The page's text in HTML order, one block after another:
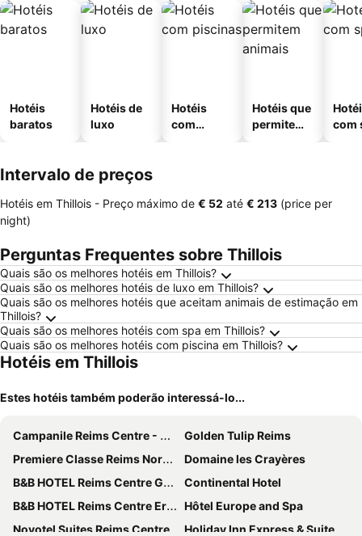
Hotéis
baratos
Hotéis de
luxo
Hotéis
com
Hotéis que
permitem
com
Intervalo de preços
Hotéis em Thillois - Preço máximo de ‎€ 52 até ‎€ 213 (price per
night)
Perguntas Frequentes sobre Thillois
Quais são os melhores hotéis em Thillois?
Quais são os melhores hotéis de luxo em Thillois?
Quais são os melhores hotéis que aceitam animais de estimação em
Thillois?
Quais são os melhores hotéis com spa em Thillois?
Quais são os melhores hotéis com piscina em Thillois?
Hotéis em Thillois
Estes hotéis também poderão interessá-lo...
Campanile Reims Centre - Cathedrale
Golden Tulip Reims
Premiere Classe Reims Nord - Bétheny
Domaine les Crayères
B&B HOTEL Reims Centre Gare
Continental Hotel
B&B HOTEL Reims Centre Erlon
Hôtel Europe and Spa
Novotel Suites Reims Centre
Holiday Inn Express & Suites Reims - Rives De Vesle By Ihg